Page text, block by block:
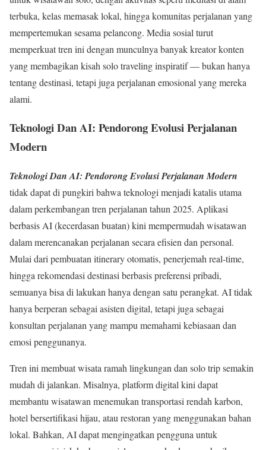
terbuka, kelas memasak lokal, hingga komunitas perjalanan yang
mempertemukan sesama pelancong. Media sosial turut
memperkuat tren ini dengan munculnya banyak kreator konten
yang membagikan kisah solo traveling inspiratif — bukan hanya
tentang destinasi, tetapi juga perjalanan emosional yang mereka
alami.
Teknologi Dan AI: Pendorong Evolusi Perjalanan
Modern
Teknologi Dan AI: Pendorong Evolusi Perjalanan Modern
tidak dapat di pungkiri bahwa teknologi menjadi katalis utama
dalam perkembangan tren perjalanan tahun 2025. Aplikasi
berbasis AI (kecerdasan buatan) kini mempermudah wisatawan
dalam merencanakan perjalanan secara efisien dan personal.
Mulai dari pembuatan itinerary otomatis, penerjemah real-time,
hingga rekomendasi destinasi berbasis preferensi pribadi,
semuanya bisa di lakukan hanya dengan satu perangkat. AI tidak
hanya berperan sebagai asisten digital, tetapi juga sebagai
konsultan perjalanan yang mampu memahami kebiasaan dan
emosi penggunanya.
Tren ini membuat wisata ramah lingkungan dan solo trip semakin
mudah di jalankan. Misalnya, platform digital kini dapat
membantu wisatawan menemukan transportasi rendah karbon,
hotel bersertifikasi hijau, atau restoran yang menggunakan bahan
lokal. Bahkan, AI dapat mengingatkan pengguna untuk